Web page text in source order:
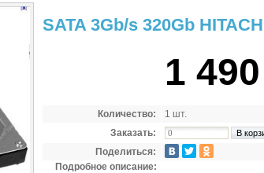
SATA 3Gb/s 320Gb
1
Количество:
1 шт.
Заказать:
Поделиться:
Подробное описание: